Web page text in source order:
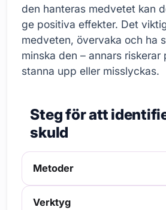
den hanteras medvetet kan
ge positiva effekter. Det
medveten, övervaka och ha
minska den – annars riskerar
stanna upp eller misslyckas.
Steg för att
skuld
Metoder
Verktyg